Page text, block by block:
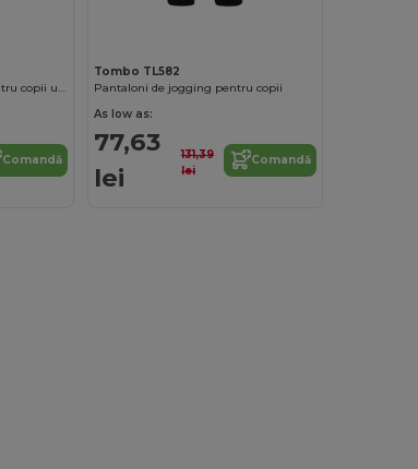
Pantaloni sport slim fit pentru copii unisex cu fermoare
Comandă
Tombo TL582
Pantaloni de jogging pentru copii
As low as:
77,63
lei
131,39
lei
Comandă